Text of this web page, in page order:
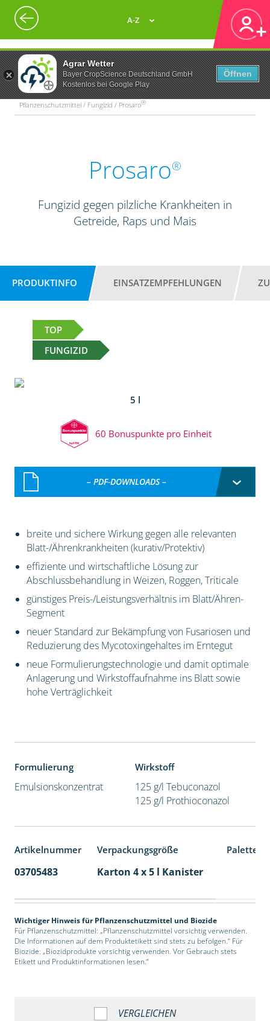
Agrar Wetter
Bayer CropScience Deutschland GmbH
Kostenlos bei Google Play
Öffnen
A-Z
Pflanzenschutzmittel / Fungizid / Prosaro®
Prosaro®
Fungizid gegen pilzliche Krankheiten in
Getreide, Raps und Mais
PRODUKTINFO EINSATZEMPFEHLUNGEN
TOP
FUNGIZID
5 l
60 Bonuspunkte pro Einheit
– PDF-DOWNLOADS –
breite und sichere Wirkung gegen alle relevanten
Blatt-/Ährenkrankheiten (kurativ/Protektiv)
effiziente und wirtschaftliche Lösung zur
Abschlussbehandlung in Weizen, Roggen, Triticale
günstiges Preis-/Leistungsverhältnis im Blatt/Ähren-
Segment
neuer Standard zur Bekämpfung von Fusariosen und
Reduzierung des Mycotoxingehaltes im Erntegut
neue Formulierungstechnologie und damit optimale
Anlagerung und Wirkstoffaufnahme ins Blatt sowie
hohe Verträglichkeit
Formulierung
Emulsionskonzentrat
Wirkstoff
125 g/l Tebuconazol
125 g/l Prothioconazol
Artikelnummer Verpackungsgröße
03705483 Karton 4 x 5 l Kanister
Wichtiger Hinweis für Pflanzenschutzmittel und Biozide
Für Pflanzenschutzmittel: „Pflanzenschutzmittel vorsichtig verwenden.
Die Informationen auf dem Produktetikett sind stets zu befolgen.“ Für
Biozide: „Biozidprodukte vorsichtig verwenden. Vor Gebrauch stets
Etikett und Produktinformationen lesen.“
VERGLEICHEN